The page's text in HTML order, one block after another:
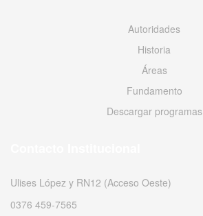
Autoridades
Historia
Áreas
Fundamento
Descargar programas
Ulises López y RN12 (Acceso Oeste)
0376 459-7565